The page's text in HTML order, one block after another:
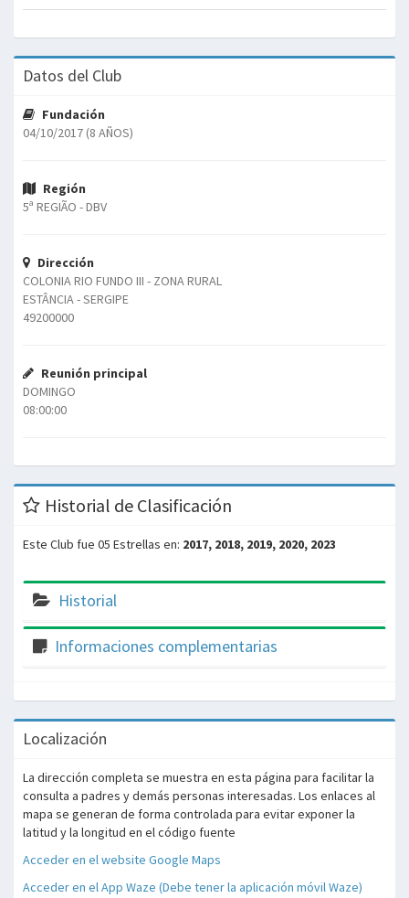
Datos del Club
Fundación
04/10/2017 (8 AÑOS)
Región
5ª REGIÃO - DBV
Dirección
COLONIA RIO FUNDO III - ZONA RURAL
ESTÂNCIA - SERGIPE
49200000
Reunión principal
DOMINGO
08:00:00
Historial de Clasificación
Este Club fue 05 Estrellas en: 2017, 2018, 2019, 2020, 2023
Historial
Informaciones complementarias
Localización
La dirección completa se muestra en esta página para facilitar la
consulta a padres y demás personas interesadas. Los enlaces al
mapa se generan de forma controlada para evitar exponer la
latitud y la longitud en el código fuente
Acceder en el website Google Maps
Acceder en el App Waze (Debe tener la aplicación móvil Waze)